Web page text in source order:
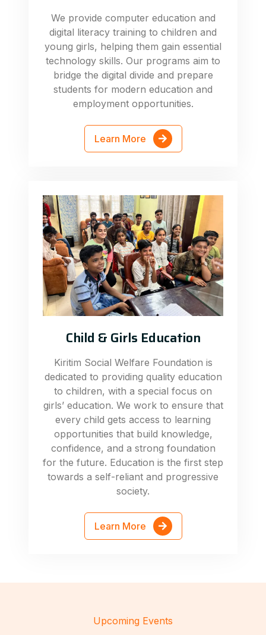
We provide computer education and
digital literacy training to children and
young girls, helping them gain essential
technology skills. Our programs aim to
bridge the digital divide and prepare
students for modern education and
employment opportunities.
Learn More
Child & Girls Education
Kiritim Social Welfare Foundation is
dedicated to providing quality education
to children, with a special focus on
girls’ education. We work to ensure that
every child gets access to learning
opportunities that build knowledge,
confidence, and a strong foundation
for the future. Education is the first step
towards a self-reliant and progressive
society.
Learn More
Upcoming Events